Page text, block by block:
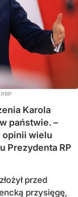
Karola
państwie. –
opinii wielu
Prezydenta RP
przed
przysięgę,